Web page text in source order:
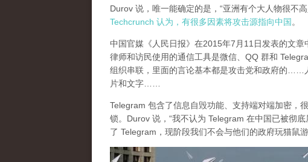
Durov 说，唯一能确定的是，“亚洲有个大人物很不
Techcrunch 认为，有很多因素将攻击源指向中国 。
中国官媒《人民日报》在2015年7月11日发表的文
律师和访民使用的通信工具是微信、QQ 群和
组织串联，里面的言论基本都是攻击党和政府的……
片和文字……
Telegram 包含了信息自毁功能、支持端对端加密，
锁。Durov 说，“我不认为 Telegram 在中国已被彻
了 Telegram，现阶段我们不会与他们的政府玩猫鼠